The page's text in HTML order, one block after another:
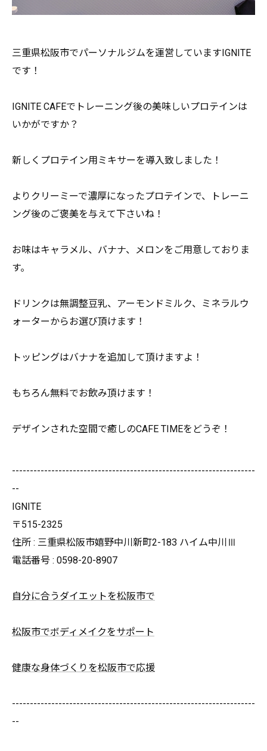
三重県松阪市でパーソナルジムを運営していますIGNITE
です ！
IGNITE CAFEでトレーニング後の美味しいプロテインは
いかがですか？
新しくプロテイン用ミキサーを導入致しました！
よりクリーミーで濃厚になったプロテインで、
トレーニ
ング後のご褒美を与えて下さいね！
お味はキャラメル、バナナ、メロンをご用意しておりま
す。
ドリンクは無調整豆乳、アーモンドミルク、
ミネラルウ
ォーターからお選び頂けます！
トッピングはバナナを追加して頂けますよ！
もちろん無料でお飲み頂けます！
デザインされた空間で癒しのCAFE TIMEをどうぞ！
--------------------------------------------------------------------
--
IGNITE
〒515-2325
住所 : 三重県松阪市嬉野中川新町2-183 ハイム中川Ⅲ
電話番号 : 0598-20-8907
自分に合うダイエットを松阪市で
松阪市でボディメイクをサポート
健康な身体づくりを松阪市で応援
--------------------------------------------------------------------
--